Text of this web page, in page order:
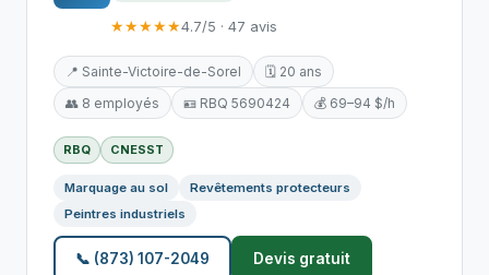
★★★★★4.7/5 · 47 avis
📍 Sainte-Victoire-de-Sorel
🗓️ 20 ans
👥 8 employés
🪪 RBQ 5690424 💰 69–94 $/h
RBQ CNESST
Marquage au sol
Revêtements protecteurs
Peintres industriels
📞 (873) 107-2049 Devis gratuit